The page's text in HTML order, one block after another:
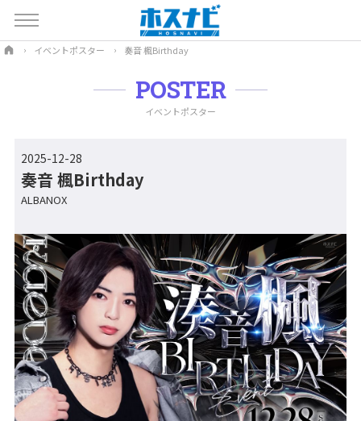
イベントポスター 奏音 楓Birthday
POSTER
イベントポスター
2025-12-28
奏音 楓Birthday
ALBANOX